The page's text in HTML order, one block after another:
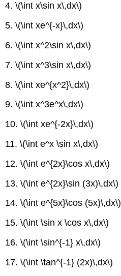
4.\(\int x\sin x\,dx\)
5.\(\int xe^{-x}\,dx\)
6.\(\int x^2\sin x\,dx\)
7.\(\int x^3\sin x\,dx\)
8.\(\int xe^{x^2}\,dx\)
9.\(\int x^3e^x\,dx\)
10.\(\int xe^{-2x}\,dx\)
11.\(\int e^x \sin x\,dx\)
12.\(\int e^{2x}\cos x\,dx\)
13.\(\int e^{2x}\sin (3x)\,dx\)
14.\(\int e^{5x}\cos (5x)\,dx\)
15.\(\int \sin x \cos x\,dx\)
16.\(\int \sin^{-1} x\,dx\)
17.\(\int \tan^{-1} (2x)\,dx\)